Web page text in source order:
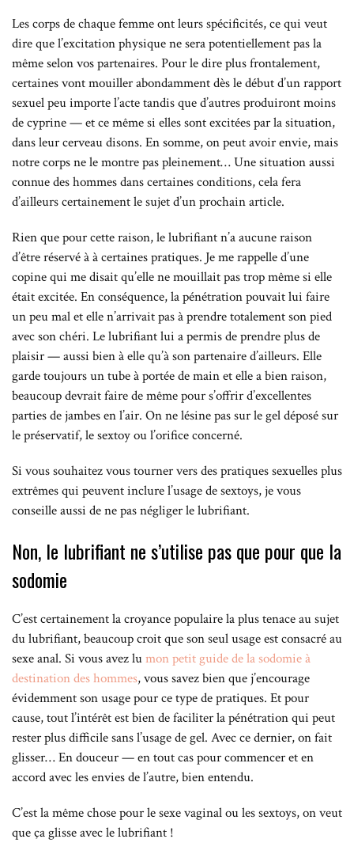
Les corps de chaque femme ont leurs spécificités, ce qui veut
dire que l’excitation physique ne sera potentiellement pas la
même selon vos partenaires. Pour le dire plus frontalement,
certaines vont mouiller abondamment dès le début d’un rapport
sexuel peu importe l’acte tandis que d’autres produiront moins
de cyprine — et ce même si elles sont excitées par la situation,
dans leur cerveau disons. En somme, on peut avoir envie, mais
notre corps ne le montre pas pleinement… Une situation aussi
connue des hommes dans certaines conditions, cela fera
d’ailleurs certainement le sujet d’un prochain article.
Rien que pour cette raison, le lubrifiant n’a aucune raison
d’être réservé à à certaines pratiques. Je me rappelle d’une
copine qui me disait qu’elle ne mouillait pas trop même si elle
était excitée. En conséquence, la pénétration pouvait lui faire
un peu mal et elle n’arrivait pas à prendre totalement son pied
avec son chéri. Le lubrifiant lui a permis de prendre plus de
plaisir — aussi bien à elle qu’à son partenaire d’ailleurs. Elle
garde toujours un tube à portée de main et elle a bien raison,
beaucoup devrait faire de même pour s’offrir d’excellentes
parties de jambes en l’air. On ne lésine pas sur le gel déposé sur
le préservatif, le sextoy ou l’orifice concerné.
Si vous souhaitez vous tourner vers des pratiques sexuelles plus
extrêmes qui peuvent inclure l’usage de sextoys, je vous
conseille aussi de ne pas négliger le lubrifiant.
Non, le lubrifiant ne s’utilise pas que pour que la
sodomie
C’est certainement la croyance populaire la plus tenace au sujet
du lubrifiant, beaucoup croit que son seul usage est consacré au
sexe anal. Si vous avez lumon petit guide de la sodomie à
destination des hommes, vous savez bien que j’encourage
évidemment son usage pour ce type de pratiques. Et pour
cause, tout l’intérêt est bien de faciliter la pénétration qui peut
rester plus difficile sans l’usage de gel. Avec ce dernier, on fait
glisser… En douceur — en tout cas pour commencer et en
accord avec les envies de l’autre, bien entendu.
C’est la même chose pour le sexe vaginal ou les sextoys, on veut
que ça glisse avec le lubrifiant !